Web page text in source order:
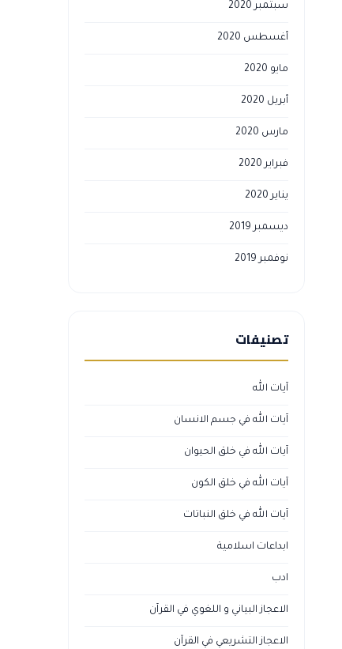
سبتمبر 2020
أغسطس 2020
مايو 2020
أبريل 2020
مارس 2020
فبراير 2020
يناير 2020
ديسمبر 2019
نوفمبر 2019
تصنيفات
آيات الله
آيات الله في جسم الانسان
آيات الله في خلق الحيوان
آيات الله في خلق الكون
آيات الله في خلق النباتات
ابداعات اسلامية
ادب
الاعجاز البياني و اللغوي في القرآن
الاعجاز التشريعي في القرآن